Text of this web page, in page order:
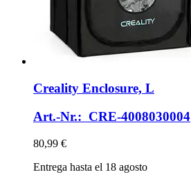
Creality Enclosure, L
Art.-Nr.: CRE-4008030004
80,99 €
Entrega hasta el 18 agosto